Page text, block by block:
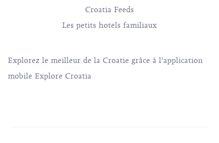
Croatia Feeds
Les petits hotels familiaux
Explorez le meilleur de la Croatie grâce à l’application
mobile Explore Croatia